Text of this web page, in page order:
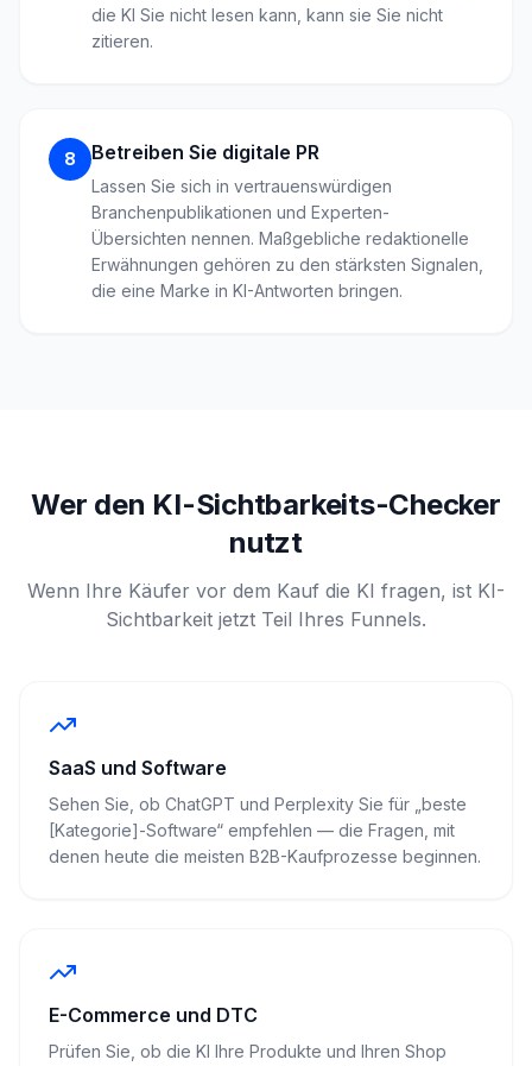
die KI Sie nicht lesen kann, kann sie Sie nicht
zitieren.
8 Betreiben Sie digitale PR
Lassen Sie sich in vertrauenswürdigen
Branchenpublikationen und Experten-
Übersichten nennen. Maßgebliche redaktionelle
Erwähnungen gehören zu den stärksten Signalen,
die eine Marke in KI-Antworten bringen.
Wer den KI-Sichtbarkeits-Checker
nutzt
Wenn Ihre Käufer vor dem Kauf die KI fragen, ist KI-
Sichtbarkeit jetzt Teil Ihres Funnels.
SaaS und Software
Sehen Sie, ob ChatGPT und Perplexity Sie für „beste
[Kategorie]-Software“ empfehlen — die Fragen, mit
denen heute die meisten B2B-Kaufprozesse beginnen.
E-Commerce und DTC
Prüfen Sie, ob die KI Ihre Produkte und Ihren Shop